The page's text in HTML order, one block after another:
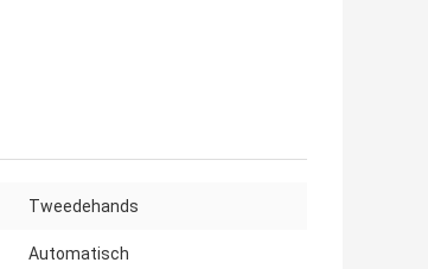
Tweedehands
Automatisch